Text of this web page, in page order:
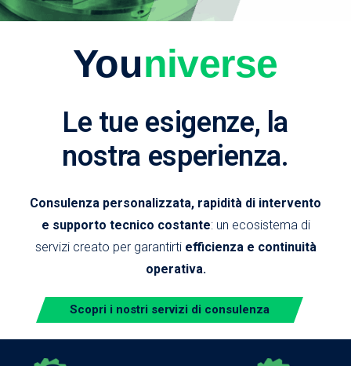
Youniverse
Le tue esigenze, la
nostra esperienza.
Consulenza personalizzata, rapidità di intervento
e supporto tecnico costante: un ecosistema di
servizi creato per garantirti efficienza e continuità
operativa.
Scopri i nostri servizi di consulenza